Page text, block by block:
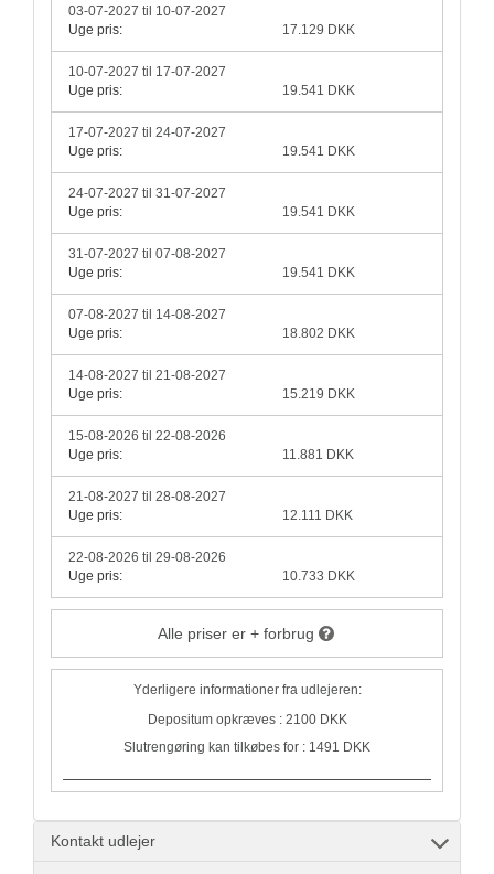
03-07-2027 til 10-07-2027
Uge pris:
17.129 DKK
10-07-2027 til 17-07-2027
Uge pris:
19.541 DKK
17-07-2027 til 24-07-2027
Uge pris:
19.541 DKK
24-07-2027 til 31-07-2027
Uge pris:
19.541 DKK
31-07-2027 til 07-08-2027
Uge pris:
19.541 DKK
07-08-2027 til 14-08-2027
Uge pris:
18.802 DKK
14-08-2027 til 21-08-2027
Uge pris:
15.219 DKK
15-08-2026 til 22-08-2026
Uge pris:
11.881 DKK
21-08-2027 til 28-08-2027
Uge pris:
12.111 DKK
22-08-2026 til 29-08-2026
Uge pris:
10.733 DKK
Alle priser er + forbrug
Yderligere informationer fra udlejeren:
Depositum opkræves : 2100 DKK
Slutrengøring kan tilkøbes for : 1491 DKK
Kontakt udlejer